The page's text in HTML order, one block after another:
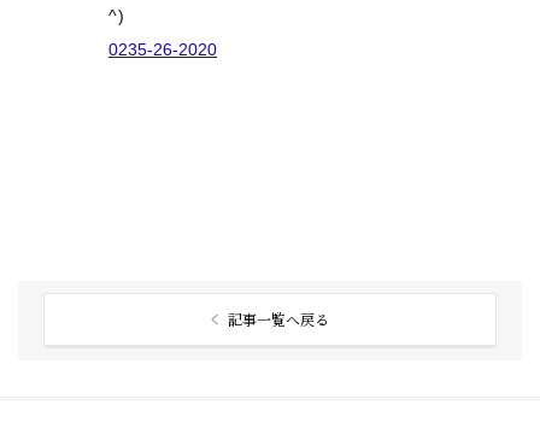
^)
0235-26-2020
記事一覧へ戻る